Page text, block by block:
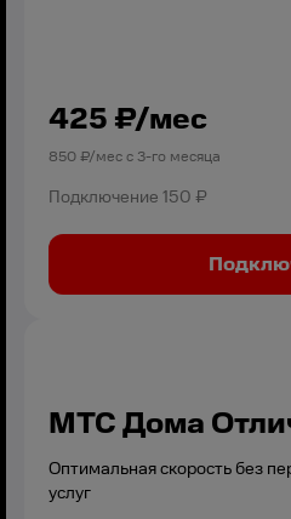
425 ₽/мес
850₽/мес с 3-го месяца
Подключение 150 ₽
МТС Дома
Оптимальная скорость без
услуг